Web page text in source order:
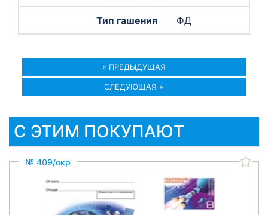
ФД
« ПРЕДЫДУЩАЯ
СЛЕДУЮЩАЯ »
С ЭТИМ ПОКУПАЮТ
№ 409/окр